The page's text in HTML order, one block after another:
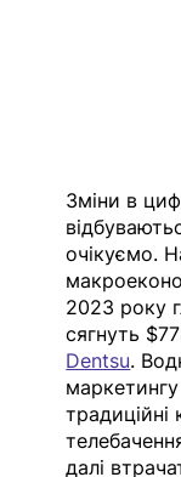
Зміни в
очікуємо.
2023 року
сягнуть
Dentsu.
далі